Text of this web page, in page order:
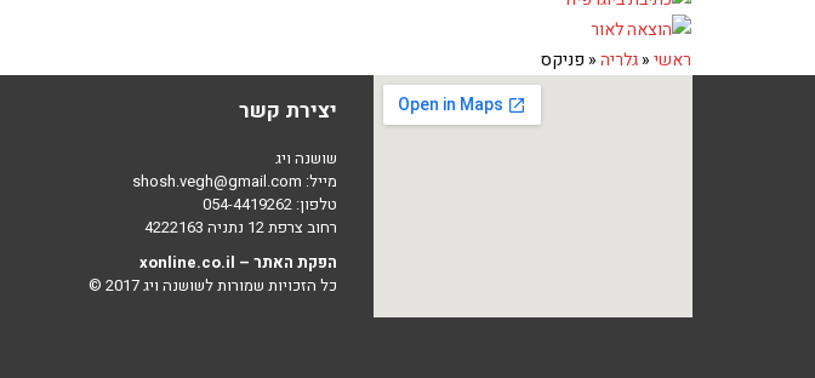
ראשי«גלריה« פניקס
יצירת קשר
שושנה ויג
מייל: shosh.vegh@gmail.com
טלפון: 054-4419262
רחוב צרפת 12 נתניה 4222163
הפקת האתר –
כל הזכויות שמורות לשושנה ויג 2017 ©